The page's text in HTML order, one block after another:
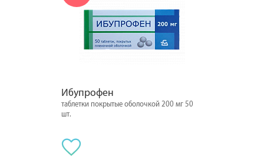
Ибупрофен
таблетки покрытые оболочкой 200 мг 50
шт.